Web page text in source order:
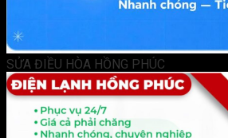
SỬA ĐIỀU HÒA HỒNG PHÚC